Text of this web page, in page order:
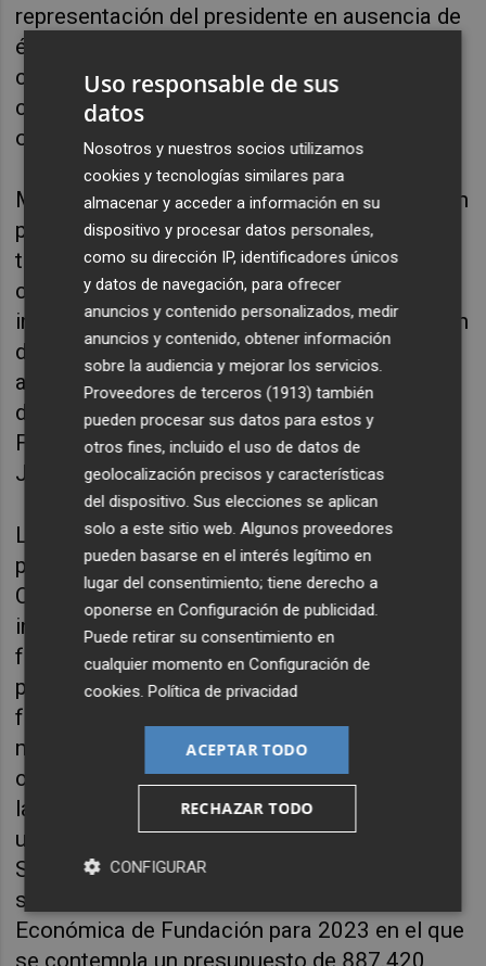
representación del presidente en ausencia de
éste, celebración de convenios, actos y
contratos de obras y suministros,
cumplimiento de programas, o la relación con
otros organismos".
Martí explica que la nueva gerencia tendrá "un
papel determinante en la realización de los
trámites administrativos que conlleva el
camino hacia la constitución del futuro
instituto. La apuesta por la profesionalización
de esta figura es un nuevo paso que se suma
a la reciente construcción de los laboratorios
de la Unidad de Terapias Avanzadas de la
Fundación que se ubican en la Universitat
Jaume I".
La Unidad de Terapias Avanzadas, impulsada
por la Fundación Hospital Provincial de
Castellón, tiene como objetivo fomentar la
investigación en el ámbito del desarrollo de
fármacos innovadores y de precisión,
polímeros terapéuticos y biomarcadores
funcionales en nanomedicina y diagnóstico
molecular. Para este cometido, la UJI ha
cedido el uso de 130 m², distribuidos en dos
laboratorios y cuatro despachos que se
ubican en la Facultad de Ciencias de la
Salud. El Patronato también ha aprobado en
su reunión de hoy el Plan de Actuación
Económica de Fundación para 2023 en el que
se contempla un presupuesto de 887.420
Uso responsable de sus
datos
Nosotros y nuestros socios utilizamos
cookies y tecnologías similares para
almacenar y acceder a información en su
dispositivo y procesar datos personales,
como su dirección IP, identificadores únicos
y datos de navegación, para ofrecer
anuncios y contenido personalizados, medir
anuncios y contenido, obtener información
sobre la audiencia y mejorar los servicios.
Proveedores de terceros (1913) también
pueden procesar sus datos para estos y
otros fines, incluido el uso de datos de
geolocalización precisos y características
del dispositivo. Sus elecciones se aplican
solo a este sitio web. Algunos proveedores
pueden basarse en el interés legítimo en
lugar del consentimiento; tiene derecho a
oponerse enConfiguración de publicidad
Puede retirar su consentimiento en
cualquier momento enConfiguración de
cookies .Política de privacidad
ACEPTAR TODO
RECHAZAR TODO
CONFIGURAR